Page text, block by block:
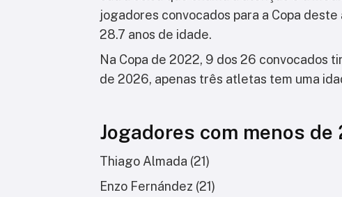
jogadores convocados para a Copa
28.7 anos de idade.
Na Copa de 2022, 9 dos 26 convocados
de 2026, apenas três atletas tem uma
Jogadores com menos de
Thiago Almada (21)
Enzo Fernández (21)